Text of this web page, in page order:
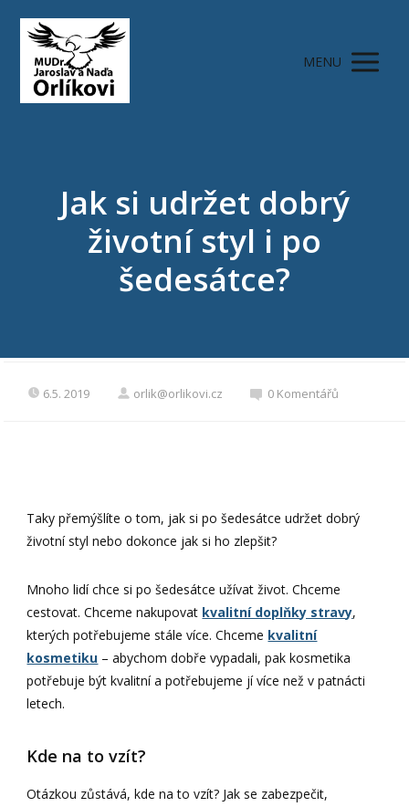
MENU
Jak si udržet dobrý
životní styl i po
šedesátce?
6.5. 2019 orlik@orlikovi.cz 0 Komentářů
Taky přemýšlíte o tom, jak si po šedesátce udržet dobrý
životní styl nebo dokonce jak si ho zlepšit?
Mnoho lidí chce si po šedesátce užívat život. Chceme
cestovat. Chceme nakupovat kvalitní doplňky stravy,
kterých potřebujeme stále více. Chceme kvalitní
kosmetiku – abychom dobře vypadali, pak kosmetika
potřebuje být kvalitní a potřebujeme jí více než v patnácti
letech.
Kde na to vzít?
Otázkou zůstává, kde na to vzít? Jak se zabezpečit,